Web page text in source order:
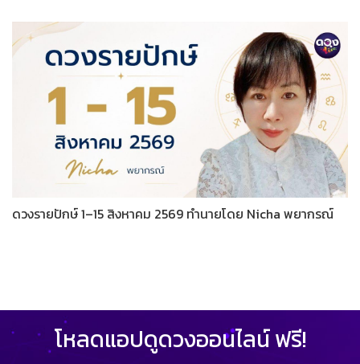
ดวงรายปักษ์ 1–15 สิงหาคม 2569 ทำนายโดย Nicha พยากรณ์
โหลดแอปดูดวงออนไลน์ ฟรี!